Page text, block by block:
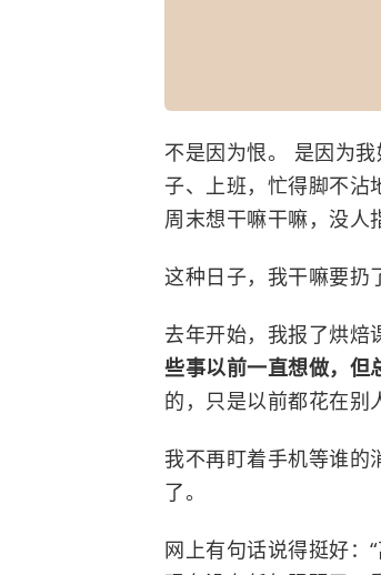
不是因为恨。 是因为
子、上班，忙得脚不沾
周末想干嘛干嘛，没人
这种日子，我干嘛要扔
去年开始，我报了烘焙
些事以前一直想做，但
的，只是以前都花在别
我不再盯着手机等谁的
了。
网上有句话说得挺好：